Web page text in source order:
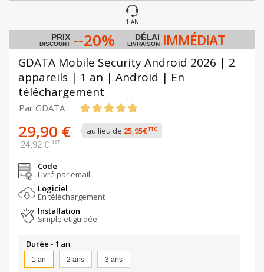
1 AN
PRIX
DISCOUNT --20% DÉLAI
LIVRAISON IMMÉDIAT
GDATA Mobile Security Android 2026 | 2
appareils | 1 an | Android | En
téléchargement
Par GDATA -
29,90 € au lieu de 25,95€TTC
24,92 € HT
Code
Livré par email
Logiciel
En téléchargement
Installation
Simple et guidée
Durée - 1 an
1 an 2 ans 3 ans